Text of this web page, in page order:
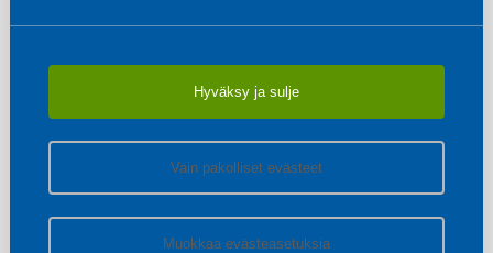
Hyväksy ja sulje
Vain pakolliset evästeet
Muokkaa evästeasetuksia